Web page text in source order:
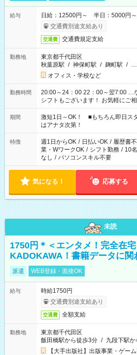
給与
日給：12500円～ 半日：5000円
交通費別途支給あり
交通費 交通費規定支給
勤務地
東京都千代田区
秋葉原駅 / 神保町駅 / 麹町駅 / …
オフィス・学校など
勤務時間
20:00～24：00 22：00～翌7:00 …など1
シフトもございます！ お気軽にご
期間
激短1日～OK！ ■もちろん即日ス
はアナタ次第！
特徴 週1日からOK / 日払いOK / 履歴書
業・WワークOK / シフト勤務 / 10
なし / パソコンスキル不要
気になる！ 応募する
未読
1750円＊＜エンタメ！完全在宅
KADOKAWA！書籍データに関
派遣 WEB登録・面接OK
給与
時給1750円
交通費別途支給あり
交通費 全額支給
勤務地
東京都千代田区
飯田橋駅から徒歩3分 / 九段下駅
【大手出版社】出版事業・ゲー